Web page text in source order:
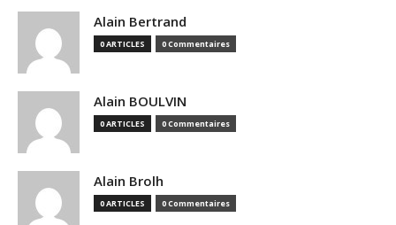
Alain Bertrand
0 ARTICLES 0 Commentaires
Alain BOULVIN
0 ARTICLES 0 Commentaires
Alain Brolh
0 ARTICLES 0 Commentaires